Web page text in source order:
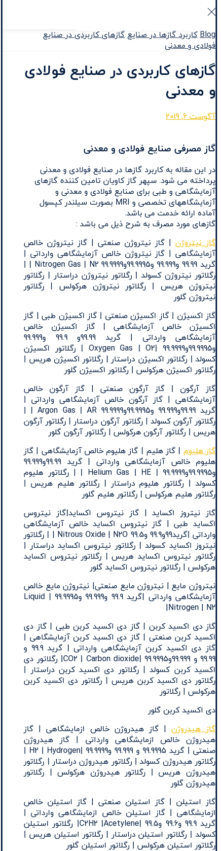
Blog کاربرد گازها در صنایع گازهای کاربردی در صنایع
فولادی و معدنی
گازهای کاربردی در صنایع فولادی
و معدنی
آگوست 6, 2019
گاز مصرفی صنایع فولادی و معدنی
در این مقاله به کاربرد گازها در صنایع فولادی و معدنی
پرداخته می شود. سپهر گاز کاویان تامین کننده گازهای
آزمایشگاهی و طبی برای صنایع فولادی و معدنی و
آزمایشگاههای تخصصی و MRI بصورت سیلندر کپسول
آماده ارائه خدمت می باشد.
گازهای مورد مصرف به شرح ذیل می باشد :
گاز نیتروژن| گاز نیتروژن صنعتی | گاز نیتروژن خالص
آزمایشگاهی | گاز نیتروژن خالص آزمایشگاهی وارداتی |
رگلاتور نیتروژن کسولد | رگلاتور نیتروژن دراستار | رگلاتور
نیتروژن هریس | رگلاتور نیتروژن هرکولس | رگلاتور
نیتروژن گلور
گاز اکسیژن | گاز اکسیژن صنعتی | گاز اکسیژن طبی | گاز
اکسیژن خالص آزمایشگاهی | گاز اکسیژن خالص
آزمایشگاهی وارداتی | گرید 99.99و 99.9 و99.999
و99.9995و99.9999 |Oxygen Gas | O2 | رگلاتور اکسیژن
کسولد | رگلاتور اکسیژن دراستار | رگلاتور اکسیژن هریس |
رگلاتور اکسیژن هرکولس | رگلاتور اکسیژن گلور
گاز آرگون | گاز آرگون صنعتی | گاز آرگون خالص
آزمایشگاهی | گاز آرگون خالص آزمایشگاهی وارداتی |
گرید 99.99و99.999 و99.9995و99.9999 Argon Gas | AR | |
رگلاتور آرگون کسولد | رگلاتور آرگون دراستار | رگلاتور آرگون
هریس | رگلاتور آرگون هرکولس | رگلاتور آرگون گلور
گاز هلیوم | گاز هلیم | گاز هلیوم خالص آزمایشگاهی | گاز
هلیوم خالص آزمایشگاهی وارداتی | گرید 99.99و99.999
و99.9995و99.9999 | Helium Gas | HE | | رگلاتور هلیوم
کسولد | رگلاتور هلیوم دراستار | رگلاتور هلیم هریس |
رگلاتور هلیم هرکولس | رگلاتور هلیم گلور
گاز نیتروز اکساید | گاز نیتروس اکساید|گاز نیتروس
اکساید طبی | گاز نیتروس اکساید خالص آزمایشگاهی
وارداتی |گرید99و99.9 و99.5 Nitrous Oxide | N2O | | رگلاتور
نیتروز اکساید کسولد | رگلاتور نیتروس اکساید دراستار |
رگلاتور نیتروس اکساید هریس | رگلاتور نیتروس اکساید
هرکولس | رگلاتور نیتروس اکساید گلور
نیتروژن مایع | نیتروژن مایع صنعتی| نیتروژن مایع خالص
آزمایشگاهی وارداتی |گرید 99.9 و99.999 و99.9995 | Liquid
Nitrogen | N2|
گاز دی اکسید کربن | گاز دی اکسید کربن طبی | گاز دی
اکسید کربن صنعتی | گاز دی اکسید کربن آزمایشگاهی |
گاز دی اکسید کربن آزمایشگاهی وارداتی | گرید 99.9 و
99.99 و 99.999و99.9995 |CO2 | Carbon dioxide| رگلاتور دی
اکسید کربن کسولد | رگلاتور دی اکسید کربن دراستار |
رگلاتور دی اکسید کربن هریس | رگلاتور دی اکسید کربن
هرکولس | رگلاتور
دی اکسید کربن گلور
گاز هیدروژن | گاز هیدروژن خالص ازمایشگاهی | گاز
هیدروژن خالص ازمایشگاهی وارداتی | گاز هیدروژن
رگلاتور هیدروژن کسولد | رگلاتور هیدروژن دراستار | رگلاتور
هیدروژن هریس | رگلاتور هیدروژن هرکولس | رگلاتور
هیدروژن گلور
گاز استیلن | گاز استیلن صنعتی | گاز استیلن خالص
ازمایشگاهی | گاز استیلن خالص ازمایشگاهی وارداتی |
گرید 99.9 و99.6 و99.5 |C2H2 |Acetylene| رگلاتور استیلن
کسولد | رگلاتور استیلن دراستار | رگلاتور استیلن هریس |
رگلاتور استیلن هرکولس | رگلاتور استیلن گلور